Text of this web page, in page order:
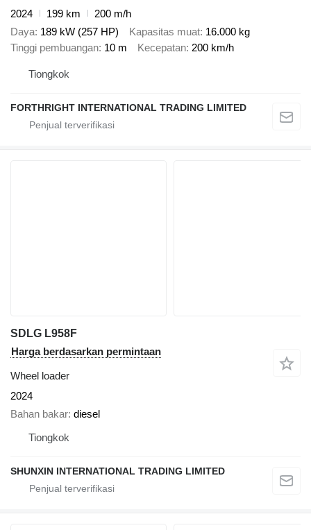
2024
199 km
200 m/h
Daya 189 kW (257 HP) Kapasitas muat 16.000 kg
Tinggi pembuangan 10 m Kecepatan 200 km/h
Tiongkok
FORTHRIGHT INTERNATIONAL TRADING LIMITED
SDLG L958F
Harga berdasarkan permintaan
Wheel loader
2024
Bahan bakar diesel
Tiongkok
SHUNXIN INTERNATIONAL TRADING LIMITED